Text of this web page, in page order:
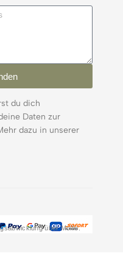
du dich
Daten zur
dazu in unserer
über Mollie.